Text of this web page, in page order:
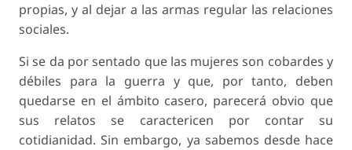
propias, y al dejar a las armas regular las relaciones
sociales.
Si se da por sentado que las mujeres son cobardes y
débiles para la guerra y que, por tanto, deben
quedarse en el ámbito casero, parecerá obvio que
sus relatos se caractericen por contar su
cotidianidad. Sin embargo, ya sabemos desde hace